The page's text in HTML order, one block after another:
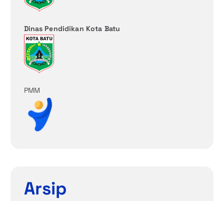
Dinas Pendidikan Kota Batu
PMM
Arsip